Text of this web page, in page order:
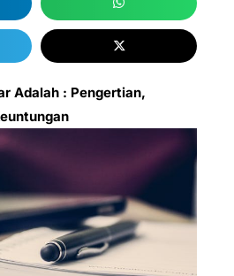
Adalah : Pengertian,